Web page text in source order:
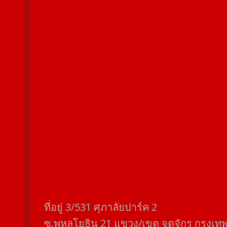
ที่อยู่​ 3/531​ ศุภาลัยปาร์ค​ 2
ซ.พหลโยธิน​ 21​ แขวง/เขต​ จตุจักร​ กรุงเท